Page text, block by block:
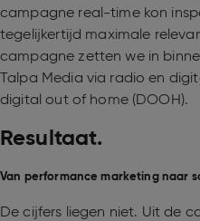
campagne real-time kon
tegelijkertijd maximale
campagne zetten we in
Talpa Media via radio en
digital out of home (DOOH).
Resultaat.
Van performance marketing naar
De cijfers liegen niet. Uit de